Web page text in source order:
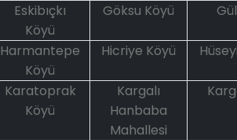
Eskibıçkı
Köyü
Göksu Köyü
Harmantepe
Köyü
Hicriye Köyü
Karatoprak
Köyü
Kargalı
Hanbaba
Mahallesi